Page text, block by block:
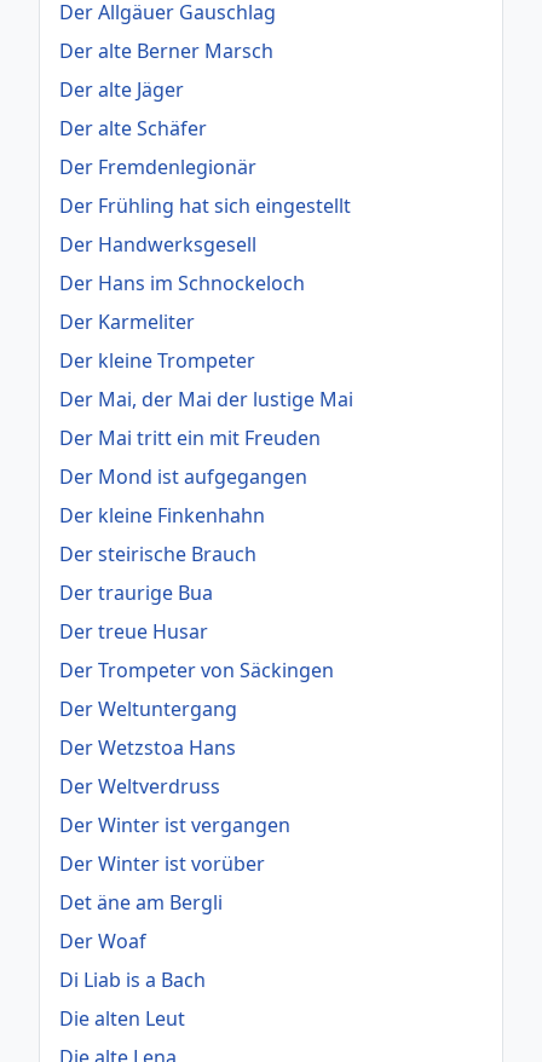
Der Allgäuer Gauschlag
Der alte Berner Marsch
Der alte Jäger
Der alte Schäfer
Der Fremdenlegionär
Der Frühling hat sich eingestellt
Der Handwerksgesell
Der Hans im Schnockeloch
Der Karmeliter
Der kleine Trompeter
Der Mai, der Mai der lustige Mai
Der Mai tritt ein mit Freuden
Der Mond ist aufgegangen
Der kleine Finkenhahn
Der steirische Brauch
Der traurige Bua
Der treue Husar
Der Trompeter von Säckingen
Der Weltuntergang
Der Wetzstoa Hans
Der Weltverdruss
Der Winter ist vergangen
Der Winter ist vorüber
Det äne am Bergli
Der Woaf
Di Liab is a Bach
Die alten Leut